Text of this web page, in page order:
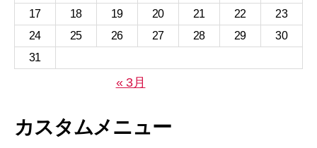
17
18 19 20 21 22
23
24
25 26 27 28 29
30
31
« 3月
カスタムメニュー